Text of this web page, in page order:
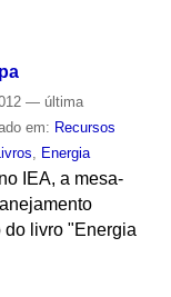
— última
em: Recursos
Livros Energia
IEA, a mesa-
do livro "Energia